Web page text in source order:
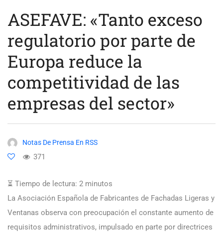
ASEFAVE: «Tanto exceso
regulatorio por parte de
Europa reduce la
competitividad de las
empresas del sector»
Notas De Prensa En RSS
371
⏳ Tiempo de lectura: 2 minutos
La Asociación Española de Fabricantes de Fachadas Ligeras y
Ventanas observa con preocupación el constante aumento de
requisitos administrativos, impulsado en parte por directrices